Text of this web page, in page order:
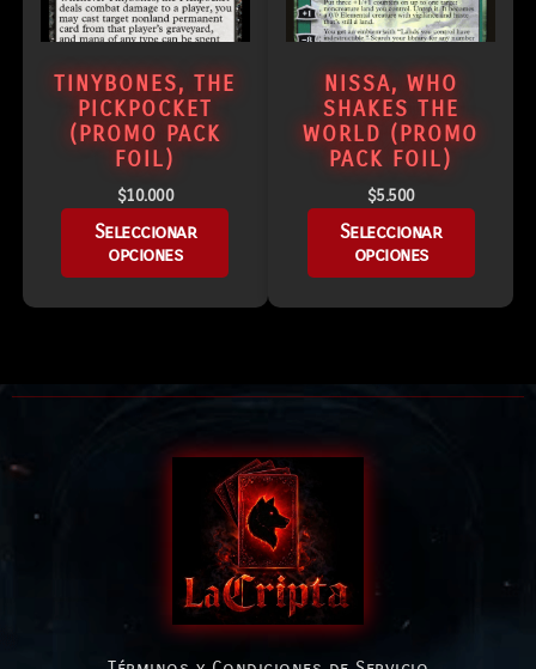
TINYBONES, THE
PICKPOCKET
(PROMO PACK
FOIL)
$10.000
Seleccionar
opciones
NISSA, WHO
SHAKES THE
WORLD (PROMO
PACK FOIL)
$5.500
Seleccionar
opciones